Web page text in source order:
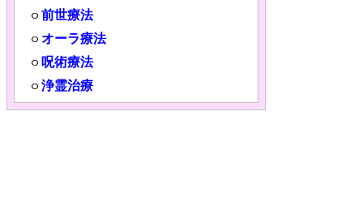
前世療法
オーラ療法
呪術療法
浄霊治療